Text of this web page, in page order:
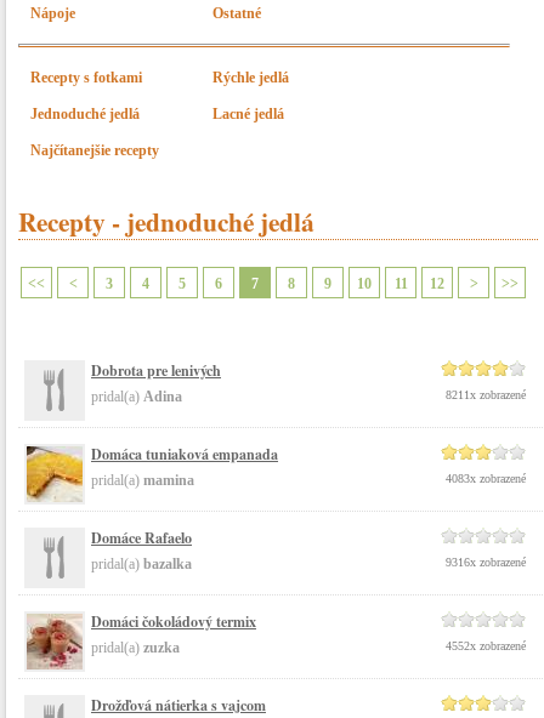
Nápoje Ostatné
Recepty s fotkami Rýchle jedlá
Jednoduché jedlá Lacné jedlá
Najčítanejšie recepty
Recepty - jednoduché jedlá
<< < 3 4 5 6 7 8 9 10 11 12 > >>
Dobrota pre lenivých
pridal(a) Adina 8211x zobrazené
Domáca tuniaková empanada
pridal(a) mamina 4083x zobrazené
Domáce Rafaelo
pridal(a) bazalka 9316x zobrazené
Domáci čokoládový termix
pridal(a) zuzka 4552x zobrazené
Drožďová nátierka s vajcom